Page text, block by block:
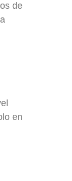
de
en